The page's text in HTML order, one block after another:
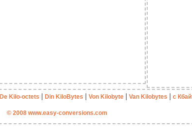
De Kilo-octets Din KiloBytes Von Kilobyte Van Kilobytes с
© 2008 www.easy-conversions.com